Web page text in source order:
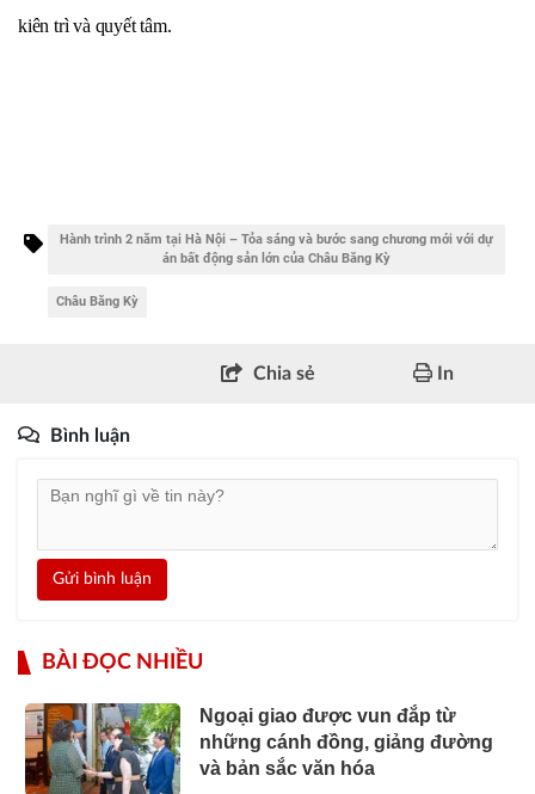
kiên trì và quyết tâm.
Hành trình 2 năm tại Hà Nội – Tỏa sáng và bước sang chương mới với dự
án bất động sản lớn của Châu Băng Kỳ
Châu Băng Kỳ
Chia sẻ In
Bình luận
Gửi bình luận
BÀI ĐỌC NHIỀU
Ngoại giao được vun đắp từ
những cánh đồng, giảng đường
và bản sắc văn hóa